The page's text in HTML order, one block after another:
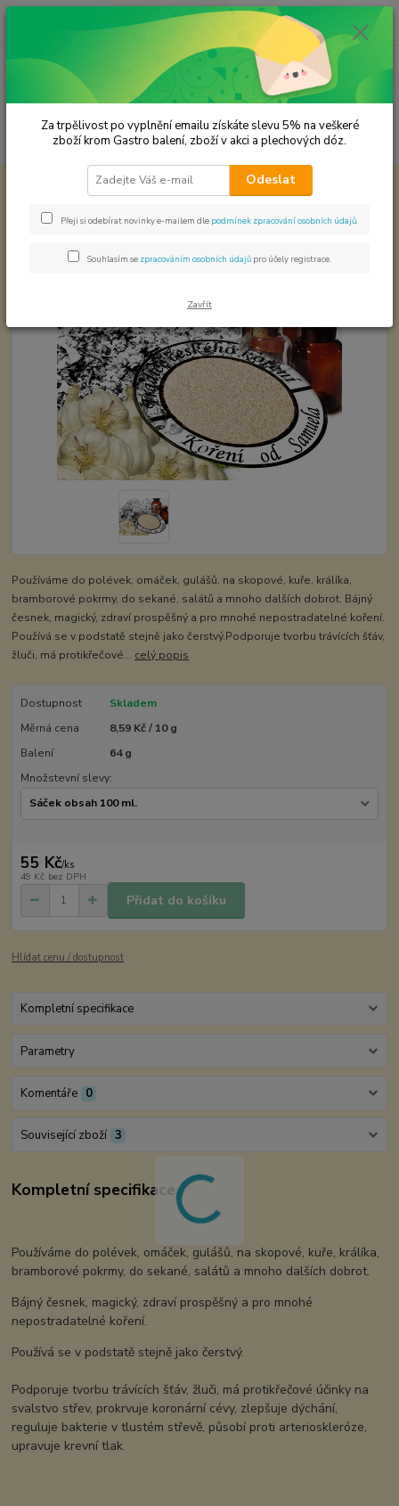
Menu
Hledat
ks
za 0,00 Kč
KOŘENÍ JEDNODRUHOVÉ Česnek granulovaný
Česnek granulovaný
Používáme do polévek, omáček, gulášů, na skopové, kuře, králíka,
bramborové pokrmy, do sekané, salátů a mnoho dalších dobrot. Bájný
česnek, magický, zdraví prospěšný a pro mnohé nepostradatelné koření.
Používá se v podstatě stejně jako čerstvý.Podporuje tvorbu trávících šťáv,
žluči, má protikřečové... celý popis
Dostupnost
Skladem
Měrná cena
8,59 Kč / 10 g
Balení
64 g
Množstevní slevy:
55 Kč/ks
49 Kč bez DPH
Přidat do košíku
Hlídat cenu / dostupnost
Kompletní specifikace
Parametry
Komentáře 0
Související zboží 3
Kompletní specifikace
Používáme do polévek, omáček, gulášů, na skopové, kuře, králíka,
bramborové pokrmy, do sekané, salátů a mnoho dalších dobrot.
Bájný česnek, magický, zdraví prospěšný a pro mnohé
nepostradatelné koření.
Používá se v podstatě stejně jako čerstvý.
Podporuje tvorbu trávících šťáv, žluči, má protikřečové účinky na
svalstvo střev, prokrvuje koronární cévy, zlepšuje dýchání,
reguluje bakterie v tlustém střevě, působí proti arterioskleróze,
upravuje krevní tlak.
Za trpělivost po vyplnění emailu získáte slevu 5% na veškeré
zboží krom Gastro balení, zboží v akci a plechových dóz.
Odeslat
Přeji si odebírat novinky e-mailem dle podmínek zpracování osobních údajů
Souhlasím se zpracováním osobních údajů pro účely registrace.
Zavřít